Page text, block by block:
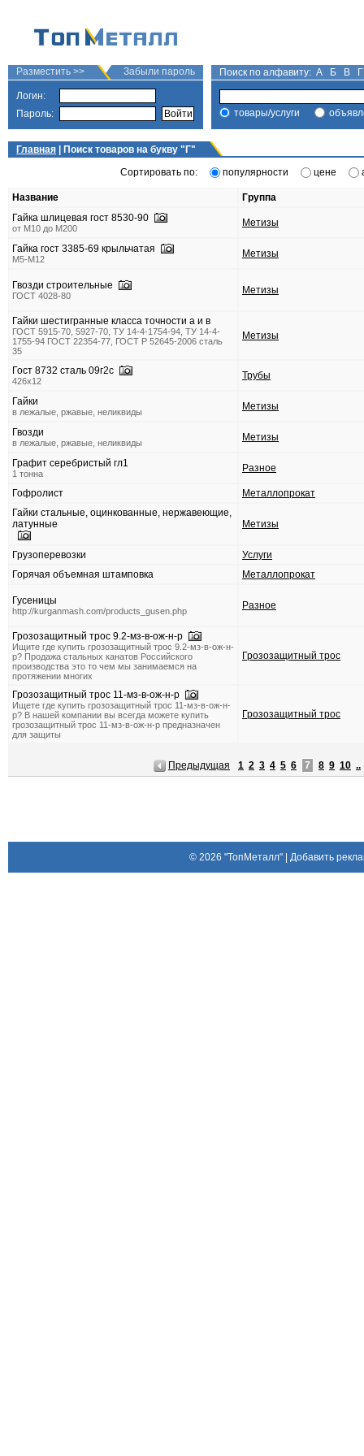
Разместить >> Забыли пароль
Логин:
Пароль:
Поиск по алфавиту: А Б В Г
товары/услуги
Главная | Поиск товаров на букву " Г"
Сортировать по:
популярности цене
Название
Группа
Гайка шлицевая гост 8530-90
от М10 до М200 Метизы
Гайка гост 3385-69 крыльчатая
М5-М12 Метизы
Гвозди строительные
ГОСТ 4028-80 Метизы
Гайки шестигранные класса точности а и в
ГОСТ 5915-70, 5927-70, ТУ 14-4-1754-94, ТУ 14-4-
1755-94 ГОСТ 22354-77, ГОСТ Р 52645-2006 сталь
35
Метизы
Гост 8732 сталь 09г2с
426х12 Трубы
Гайки
в лежалые, ржавые, неликвиды Метизы
Гвозди
в лежалые, ржавые, неликвиды Метизы
Графит серебристый гл1
1 тонна Разное
Гофролист
Металлопрокат
Гайки стальные, оцинкованные, нержавеющие,
латунные
Метизы
Грузоперевозки
Услуги
Горячая объемная штамповка
Металлопрокат
Гусеницы
http://kurganmash.com/products_gusen.php Разное
Грозозащитный трос 9.2-мз-в-ож-н-р
Ищите где купить грозозащитный трос 9.2-мз-в-ож-н-
р? Продажа стальных канатов Российского
производства это то чем мы занимаемся на
протяжении многих
Грозозащитный трос
Грозозащитный трос 11-мз-в-ож-н-р
Ищете где купить грозозащитный трос 11-мз-в-ож-н-
р? В нашей компании вы всегда можете купить
грозозащитный трос 11-мз-в-ож-н-р предназначен
для защиты
Грозозащитный трос
Предыдущая 1 2 3 4 5 6 7 8 9 10 ..
© 2026 "ТопМеталл"| Добавить